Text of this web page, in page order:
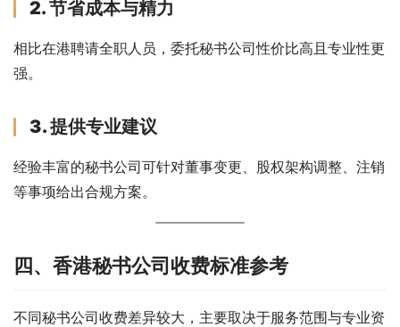
2. 节省成本与精力
相比在港聘请全职人员，委托秘书公司性价比高且专业性更
强。
3. 提供专业建议
经验丰富的秘书公司可针对董事变更、股权架构调整、注销
等事项给出合规方案。
四、香港秘书公司收费标准参考
不同秘书公司收费差异较大，主要取决于服务范围与专业资